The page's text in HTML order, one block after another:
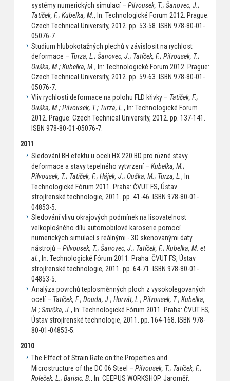
systémy numerických simulací – Pilvousek, T.; Šanovec, J.;
Tatíček, F.; Kubelka, M., In: Technologické Forum 2012. Prague:
Czech Technical University, 2012. pp. 53-58. ISBN 978-80-01-
05076-7.
Studium hlubokotažných plechů v závislosit na rychlost
deformace – Turza, L.; Šanovec, J.; Tatíček, F.; Pilvousek, T.;
Ouška, M.; Kubelka, M., In: Technologické Forum 2012. Prague:
Czech Technical University, 2012. pp. 59-63. ISBN 978-80-01-
05076-7.
Vliv rychlosti deformace na polohu FLD křivky – Tatíček, F.;
Ouška, M.; Pilvousek, T.; Turza, L. , In: Technologické Forum
2012. Prague: Czech Technical University, 2012. pp. 137-141.
ISBN 978-80-01-05076-7.
2011
Sledování BH efektu u oceli HX 220 BD pro různé stavy
deformace a stavy tepelného vytvrzení – Kubelka, M.;
Pilvousek, T.; Tatíček, F.; Hájek, J.; Ouška, M.; Turza, L. , In:
Technologické Fórum 2011. Praha: ČVUT FS, Ústav
strojírenské technologie, 2011. pp. 41-46. ISBN 978-80-01-
04853-5.
Sledování vlivu okrajových podmínek na lisovatelnost
velkoplošného dílu automobilové karoserie pomocí
numerických simulací s reálnými - 3D skenovanými daty
nástrojů – Pilvousek, T.; Šanovec, J.; Tatíček, F.; Kubelka, M. et
al., In: Technologické Fórum 2011. Praha: ČVUT FS, Ústav
strojírenské technologie, 2011. pp. 64-71. ISBN 978-80-01-
04853-5.
Analýza povrchů teplosměnných ploch z vysokolegovaných
ocelí – Tatíček, F.; Douda, J.; Horvát, L.; Pilvousek, T.; Kubelka,
M.; Smrčka, J. , In: Technologické Fórum 2011. Praha: ČVUT FS,
Ústav strojírenské technologie, 2011. pp. 164-168. ISBN 978-
80-01-04853-5.
2010
The Effect of Strain Rate on the Properties and
Microstructure of the DC 06 Steel – Pilvousek, T.; Tatíček, F.;
Roleček, L.; Barisic, B. , In: CEEPUS WORKSHOP. Jaroměř: